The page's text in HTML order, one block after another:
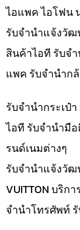
ไอแพค ไอโฟน
รับจํานําแจ้งวัฒ
สินค้าไอที รับจ
แพค รับจำนำก
รับจำนำกระเป๋า
ไอที รับจำนำมื
รนด์เนมต่างๆ
รับจํานําแจ้งวัฒ
VUITTON บริก
จำนำโทรศัพท์